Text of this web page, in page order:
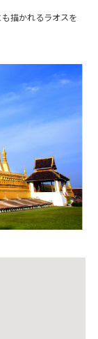
描かれるラオスを